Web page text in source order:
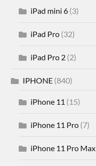
iPad mini 6 (3)
iPad Pro (32)
iPad Pro 2 (2)
IPHONE (840)
iPhone 11 (15)
iPhone 11 Pro (7)
iPhone 11 Pro Max